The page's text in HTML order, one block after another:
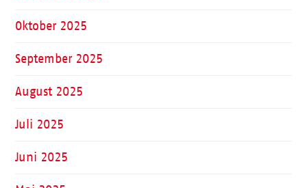
Oktober 2025
September 2025
August 2025
Juli 2025
Juni 2025